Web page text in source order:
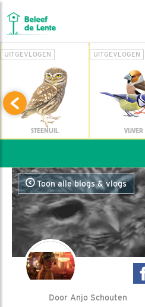
UITGEVLOGEN
STEENUIL
UITGEVLOGEN
VIJVER
Toon alle blogs & vlogs
Door Anjo Schouten